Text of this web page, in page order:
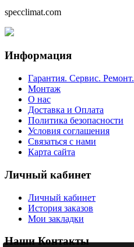
specclimat.com
Информация
Гарантия. Сервис. Ремонт.
Монтаж
О нас
Доставка и Оплата
Политика безопасности
Условия соглашения
Связаться с нами
Карта сайта
Личный кабинет
Личный кабинет
История заказов
Мои закладки
Наши Контакты